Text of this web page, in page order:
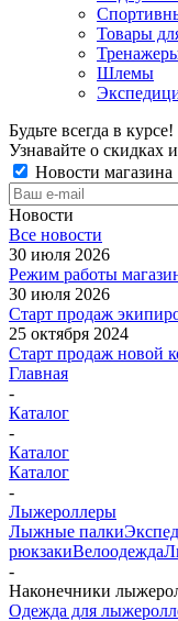
Товары
Шлемы
Будьте всегда в курсе!
Узнавайте о скидках
Новости магазина
Новости
Все новости
30 июля 2026
Режим работы
30 июля 2026
Старт продаж
25 октября 2024
Старт продаж новой
Главная
-
Каталог
-
Каталог
Каталог
-
Лыжероллеры
Лыжные палки
рюкзакиВелоодежда
-
Наконечники
Одежда для